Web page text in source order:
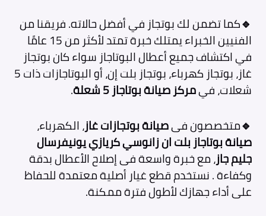
🔹كما تضمن لك بوتجاز في أفضل حالاته. فريقنا من
الفنيين الخبراء يمتلك خبرة تمتد لأكثر من 15 عامًا
في اكتشاف جميع أعطال البوتاجاز سواء كان بوتجاز
غاز، بوتجاز كهرباء، بوتجاز بلت إن، أو البوتاجازات ذات 5
شعلات، فيمركز صيانة بوتاجاز 5 شعلة
.
🔹متخصصون فىصيانة بوتجازات غاز، الكهرباء،
صيانة بوتاجاز بلت ان زانوسي كريازي يونيفرسال
جليم جاز، مع خبرة واسعة فى إصلاح الأعطال بدقة
وكفاءة . نستخدم قطع غيار أصلية معتمدة للحفاظ
على أداء جهازك لأطول فترة ممكنة.